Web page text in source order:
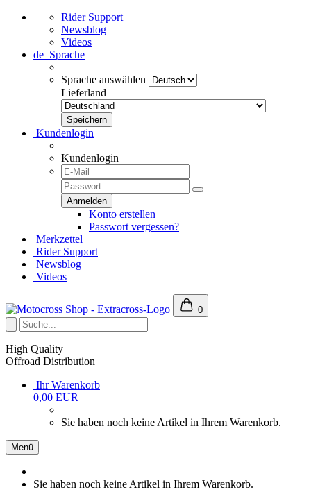
Rider Support
Newsblog
Videos
de Sprache
Sprache auswählen
Lieferland
Kundenlogin
Kundenlogin
Konto erstellen
Passwort vergessen?
Merkzettel
Rider Support
Newsblog
Videos
0
High Quality
Offroad Distribution
Ihr Warenkorb
0,00 EUR
Sie haben noch keine Artikel in Ihrem Warenkorb.
Menü
Sie haben noch keine Artikel in Ihrem Warenkorb.